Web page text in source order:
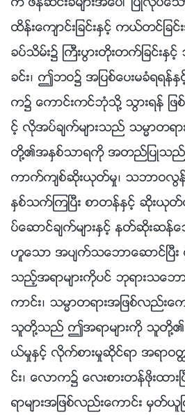
ထိန္းေက်ာင္းျခင္းႏွင့္ ကယ္တင္ျ
ခပ္သိမ္း၌ ႀကီးပြားတိုးတက္ျခင္းႏွ
ခင္း၊ ဤဘဝ၌ အျပစ္ေပးမခံရရ
က၌ ေကာင္းကင္ဘုံသို႔ သြားရန္ ျ
င့္ လိုအပ္ခ်က္မ်ားသည္ သမၼာတရာ
တို႔၏အႏွစ္သာရကို အတည္ျပဳသည္
ကာက္က်စ္ဆိုးယုတ္မႈ၊ သဘာဝလြန္
ႏွစ္သက္ၾကၿပီး စာတန္ႏွင့္ ဆိုးယု
ပ္ေဆာင္ခ်က္မ်ားႏွင့္ နတ္ဆိုးဆန္ေ
ဟူေသာ အပ်က္သေဘာေဆာင္ၿ
သည့္အရာမ်ားကိုပင္ ဘုရားသေဘ
ကာင္း၊ သမၼာတရားအျဖစ္လည္း
သူတို႔သည္ ဤအရာမ်ားကို သူတို႔
ယ္မႈႏွင့္ လိုက္စားမႈဆိုင္ရာ အရာ
င္း၊ ေလာက၌ ေလးစားတန္ဖိုးထား
ရာမ်ားအျဖစ္လည္းေကာင္း မွ